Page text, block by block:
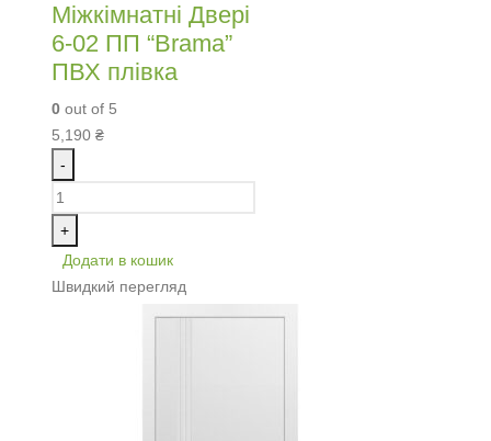
Міжкімнатні Двері
6-02 ПП “Brama”
ПВХ плівка
0 out of 5
5,190 ₴
-
+
Додати в кошик
Швидкий перегляд